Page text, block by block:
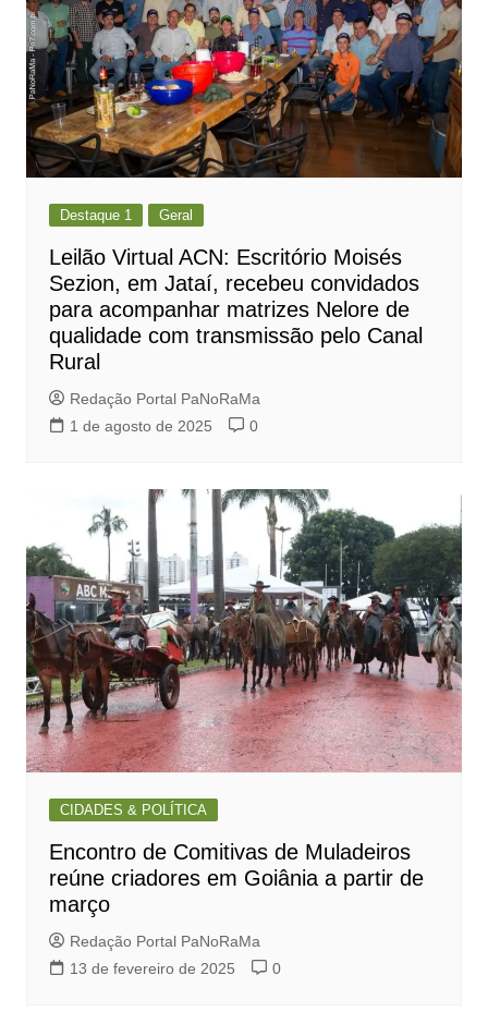
Destaque 1 Geral
Leilão Virtual ACN: Escritório Moisés
Sezion, em Jataí, recebeu convidados
para acompanhar matrizes Nelore de
qualidade com transmissão pelo Canal
Rural
Redação Portal PaNoRaMa
1 de agosto de 2025
0
CIDADES & POLÍTICA
Encontro de Comitivas de Muladeiros
reúne criadores em Goiânia a partir de
março
Redação Portal PaNoRaMa
13 de fevereiro de 2025
0